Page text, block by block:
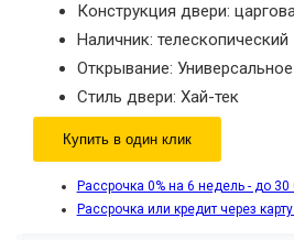
Конструкция двери:
Наличник: телескопический
Открывание: Универсальное
Стиль двери: Хай-тек
Купить в один клик
Рассрочка 0% на 6 недель - до 30
Рассрочка или кредит через